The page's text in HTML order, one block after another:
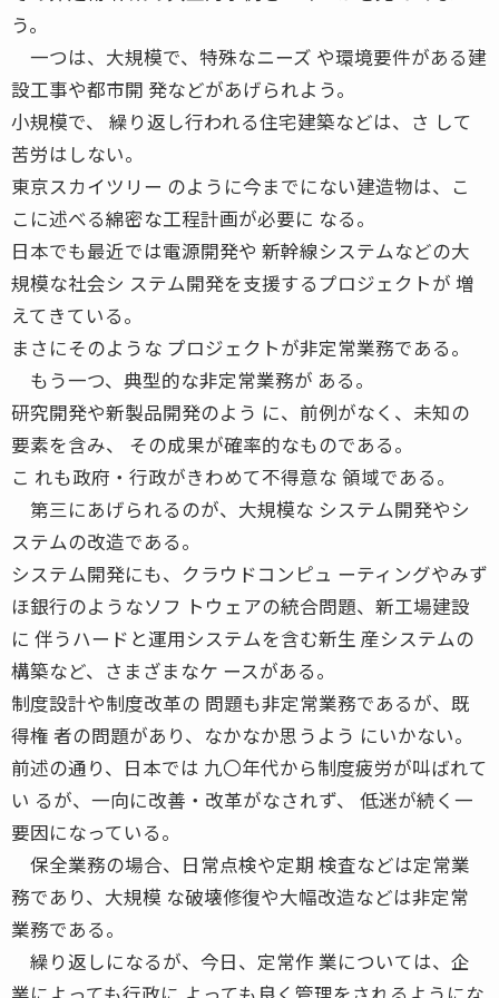
う。
一つは、大規模で、特殊なニーズ や環境要件がある建
設工事や都市開 発などがあげられよう。
小規模で、 繰り返し行われる住宅建築などは、さ して
苦労はしない。
東京スカイツリー のように今までにない建造物は、こ
こに述べる綿密な工程計画が必要に なる。
日本でも最近では電源開発や 新幹線システムなどの大
規模な社会シ ステム開発を支援するプロジェクトが 増
えてきている。
まさにそのような プロジェクトが非定常業務である。
もう一つ、典型的な非定常業務が ある。
研究開発や新製品開発のよう に、前例がなく、未知の
要素を含み、 その成果が確率的なものである。
こ れも政府・行政がきわめて不得意な 領域である。
第三にあげられるのが、大規模な システム開発やシ
ステムの改造である。
システム開発にも、クラウドコンピュ ーティングやみず
ほ銀行のようなソフ トウェアの統合問題、新工場建設
に 伴うハードと運用システムを含む新生 産システムの
構築など、さまざまなケ ースがある。
制度設計や制度改革の 問題も非定常業務であるが、既
得権 者の問題があり、なかなか思うよう にいかない。
前述の通り、日本では 九〇年代から制度疲労が叫ばれて
い るが、一向に改善・改革がなされず、 低迷が続く一
要因になっている。
保全業務の場合、日常点検や定期 検査などは定常業
務であり、大規模 な破壊修復や大幅改造などは非定常
業務である。
繰り返しになるが、今日、定常作 業については、企